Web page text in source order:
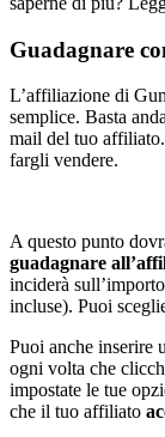
Guadagnare
L’affiliazione di
semplice. Basta
mail del tuo
fargli vendere.
A questo punto
guadagnare
inciderà
incluse). Puoi
Puoi anche inserire
ogni volta che
impostate le tue
che il tuo affiliato